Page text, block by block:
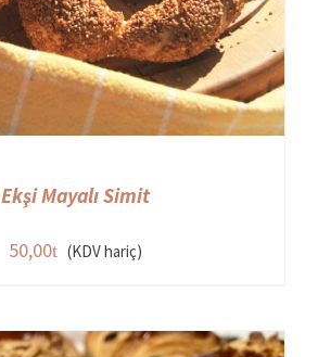
Ekşi Mayalı Simit
50,00 (KDV hariç)